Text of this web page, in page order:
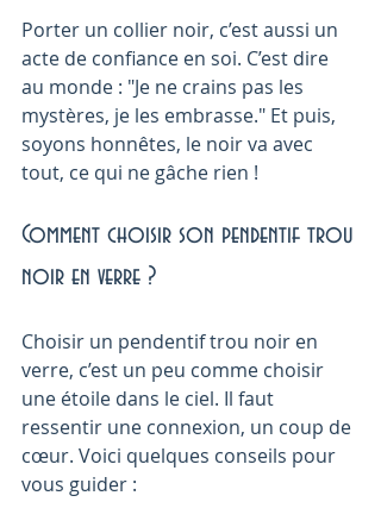
Porter un collier noir, c’est aussi un
acte de confiance en soi. C’est dire
au monde : "Je ne crains pas les
mystères, je les embrasse." Et puis,
soyons honnêtes, le noir va avec
tout, ce qui ne gâche rien !
Comment choisir son pendentif trou
noir en verre ?
Choisir un pendentif trou noir en
verre, c’est un peu comme choisir
une étoile dans le ciel. Il faut
ressentir une connexion, un coup de
cœur. Voici quelques conseils pour
vous guider :